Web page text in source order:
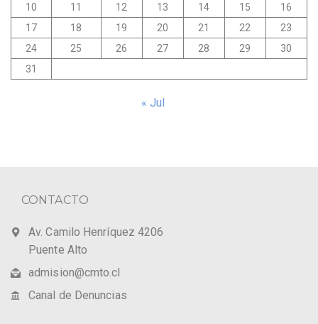
10
11 12 13 14 15
16
17
18 19 20 21 22
23
24
25 26 27 28 29
30
31
« Jul
CONTACTO
Av. Camilo Henríquez 4206
Puente Alto
admision@cmto.cl
Canal de Denuncias